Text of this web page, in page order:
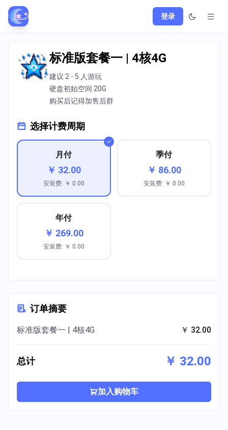
登录
标准版套餐一 | 4核4G
建议 2 - 5 人游玩
硬盘初始空间 20G
购买后记得加售后群
选择计费周期
月付
￥ 32.00
安装费: ￥ 0.00
季付
￥ 86.00
安装费: ￥ 0.00
年付
￥ 269.00
安装费: ￥ 0.00
订单摘要
标准版套餐一 | 4核4G ￥ 32.00
总计 ￥ 32.00
加入购物车